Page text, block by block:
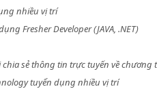
nhiều vị trí
Fresher Developer (JAVA, .NET)
sẻ thông tin trực tuyến về
tuyển dụng nhiều vị trí